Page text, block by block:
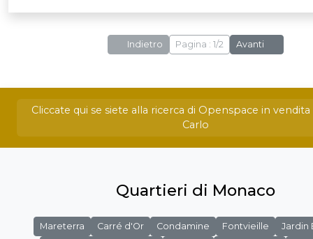
Indietro Pagina : 1/2 Avanti
Cliccate qui se siete alla ricerca di Openspace in
Carlo
Quartieri di Monaco
Mareterra Carré d'Or Condamine Fontvieille
Jardin